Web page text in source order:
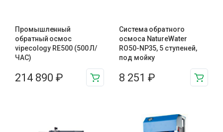
Промышленный
обратный осмос
vipecology RE500 (500 Л/
ЧАС)
214 890 ₽
Система обратного
осмоса NatureWater
RO50-NP35, 5 ступеней,
под мойку
8 251 ₽